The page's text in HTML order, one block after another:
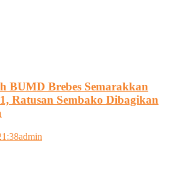
BUMD Brebes Semarakkan
Ratusan Sembako Dibagikan
admin